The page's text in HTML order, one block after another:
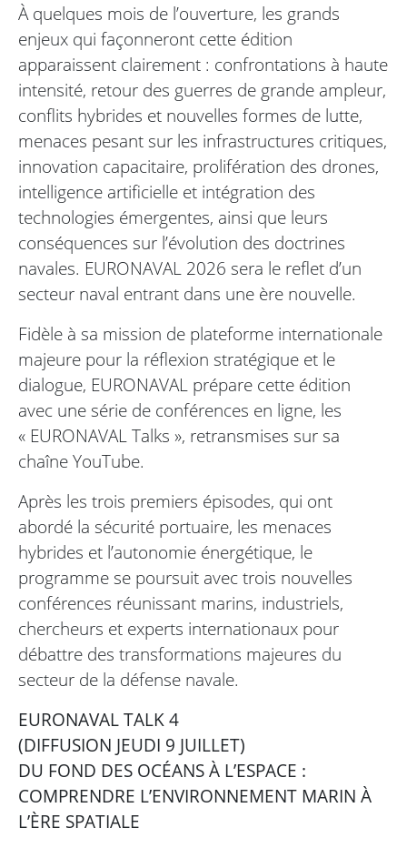
À quelques mois de l’ouverture, les grands
enjeux qui façonneront cette édition
apparaissent clairement : confrontations à haute
intensité, retour des guerres de grande ampleur,
conflits hybrides et nouvelles formes de lutte,
menaces pesant sur les infrastructures critiques,
innovation capacitaire, prolifération des drones,
intelligence artificielle et intégration des
technologies émergentes, ainsi que leurs
conséquences sur l’évolution des doctrines
navales. EURONAVAL 2026 sera le reflet d’un
secteur naval entrant dans une ère nouvelle.
Fidèle à sa mission de plateforme internationale
majeure pour la réflexion stratégique et le
dialogue, EURONAVAL prépare cette édition
avec une série de conférences en ligne, les
« EURONAVAL Talks », retransmises sur sa
chaîne YouTube.
Après les trois premiers épisodes, qui ont
abordé la sécurité portuaire, les menaces
hybrides et l’autonomie énergétique, le
programme se poursuit avec trois nouvelles
conférences réunissant marins, industriels,
chercheurs et experts internationaux pour
débattre des transformations majeures du
secteur de la défense navale.
EURONAVAL TALK 4
(DIFFUSION JEUDI 9 JUILLET)
DU FOND DES OCÉANS À L’ESPACE :
COMPRENDRE L’ENVIRONNEMENT MARIN À
L’ÈRE SPATIALE